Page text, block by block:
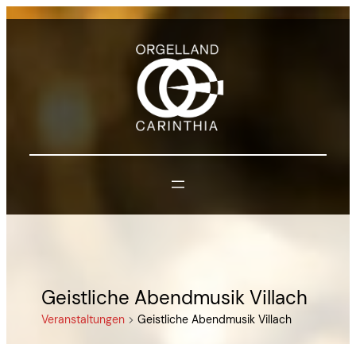
Geistliche Abendmusik Villach
Veranstaltungen Geistliche Abendmusik Villach